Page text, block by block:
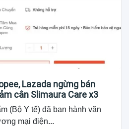
Lazada ngừng bán
cân Slimaura Care x3
(Bộ Y tế) đã ban hành văn
mại điện...